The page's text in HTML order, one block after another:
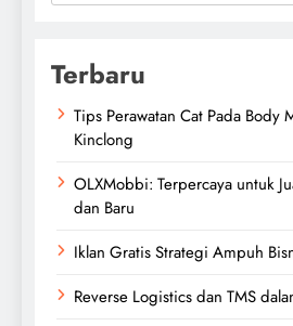
Terbaru
Tips Perawatan Cat Pada Body
Kinclong
OLXMobbi: Terpercaya untuk
dan Baru
Iklan Gratis Strategi Ampuh
Reverse Logistics dan TMS